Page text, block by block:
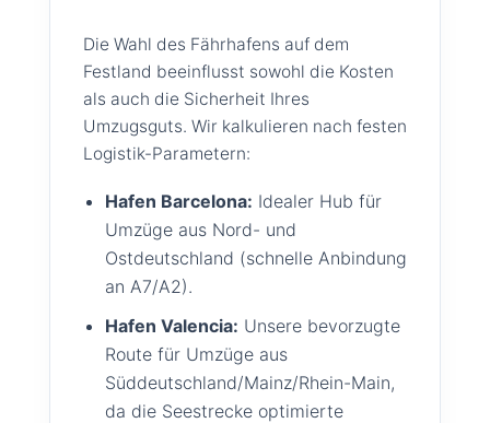
Die Wahl des Fährhafens auf dem
Festland beeinflusst sowohl die Kosten
als auch die Sicherheit Ihres
Umzugsguts. Wir kalkulieren nach festen
Logistik-Parametern:
Hafen Barcelona: Idealer Hub für
Umzüge aus Nord- und
Ostdeutschland (schnelle Anbindung
an A7/A2).
Hafen Valencia: Unsere bevorzugte
Route für Umzüge aus
Süddeutschland/Mainz/Rhein-Main,
da die Seestrecke optimierte